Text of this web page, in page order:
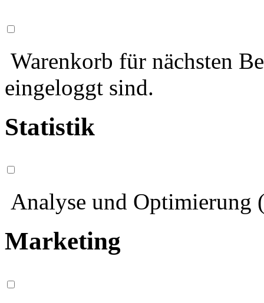
Warenkorb für nächsten
eingeloggt sind.
Statistik
Analyse und Optimierung
Marketing